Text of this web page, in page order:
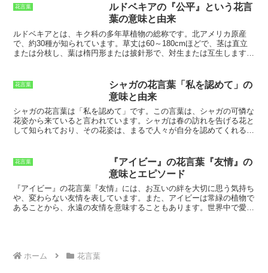
から、『雄弁』という花言葉がついたと
もいわれています。合歓の花は、その花
の姿と生態から、『雄弁』という花言葉
がつけられたのです。
様々です。花の形も、一重咲き、八重咲
きなどがあり、その美しさに魅了される
人は多くいます。夏椿の花は、人々が愛
する人のために贈られる花として人気が
あります。夏椿の花を贈られた人は、そ
の花言葉を知って、贈り主の想いを理解
花言葉
ルドベキアの『公平』という花言
葉の意味と由来
ルドベキアとは 、キク科の多年草植物の総称です。北アメリカ原産
で、約30種が知られています。草丈は60～180cmほどで、茎は直立
または分枝し、葉は楕円形または披針形で、対生または互生します。
む頭状花序です。ルドベキアは、花壇や切り花、ドライフラワーとし
て広く利用されています。
花言葉
シャガの花言葉「私を認めて」の
意味と由来
シャガの花言葉は「私を認めて」です。この言葉は、シャガの可憐な
花姿から来ていると言われています。 シャガは春の訪れを告げる花と
して知られており、その花姿は、まるで人々が自分を認めてくれるよ
しい」という願いが込められている とも言われています。
花言葉
『アイビー』の花言葉『友情』の
意味とエピソード
『アイビー』の花言葉『友情』には、お互いの絆を大切に思う気持ち
や、変わらない友情を表しています。
また、アイビーは常緑の植物で
あることから、永遠の友情を意味することもあります。世界中で愛さ
生命力といった意味も持ち合わせています。
ホーム 花言葉